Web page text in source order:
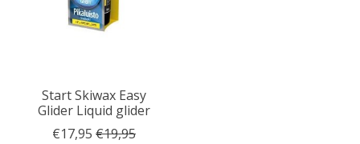
Start Skiwax Easy
Glider Liquid glider
€17,95 €19,95